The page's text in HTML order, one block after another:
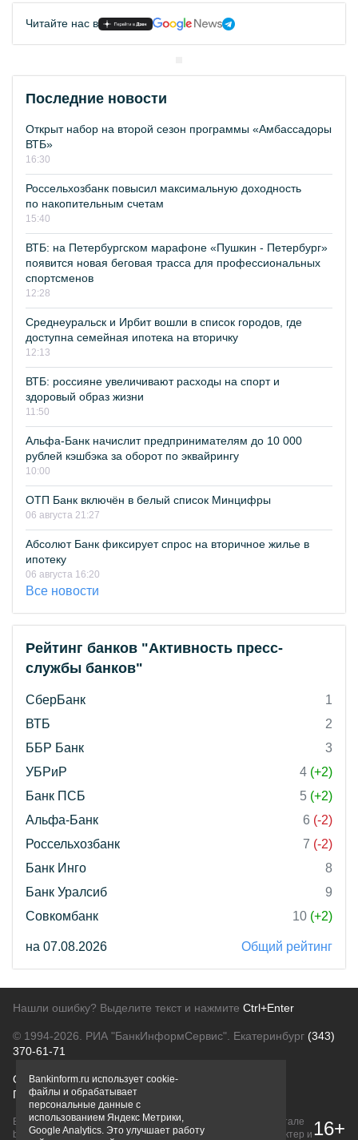
Читайте нас в
Последние новости
Открыт набор на второй сезон программы «Амбассадоры
ВТБ»
16:30
Россельхозбанк повысил максимальную доходность
по накопительным счетам
15:40
ВТБ: на Петербургском марафоне «Пушкин - Петербург»
появится новая беговая трасса для профессиональных
спортсменов
12:28
Среднеуральск и Ирбит вошли в список городов, где
доступна семейная ипотека на вторичку
12:13
ВТБ: россияне увеличивают расходы на спорт и
здоровый образ жизни
11:50
Альфа-Банк начислит предпринимателям до 10 000
рублей кэшбэка за оборот по эквайрингу
10:00
ОТП Банк включён в белый список Минцифры
06 августа 21:27
Абсолют Банк фиксирует спрос на вторичное жилье в
ипотеку
06 августа 16:20
Все новости
Рейтинг банков "Активность пресс-
службы банков"
СберБанк
1
ВТБ
2
ББР Банк
3
УБРиР
4 (+2)
Банк ПСБ
5 (+2)
Альфа-Банк
6 (-2)
Россельхозбанк
7 (-2)
Банк Инго
8
Банк Уралсиб
9
Совкомбанк
10 (+2)
на 07.08.2026 Общий рейтинг
Нашли ошибку? Выделите текст и нажмите Ctrl+Enter
© 1994-2026. РИА "БанкИнформСервис". Екатеринбург (343)
370-61-71
О проектеПолитика конфиденциальности
Правовая информацияДля рекламодателей
Вся информация о продуктах банков, размещенная на портале
bankinform.ru, носит исключительно ознакомительный характер и 16+
Bankinform.ru использует cookie-
файлы и обрабатывает
персональные данные с
использованием Яндекс Метрики,
Google Analytics. Это улучшает работу